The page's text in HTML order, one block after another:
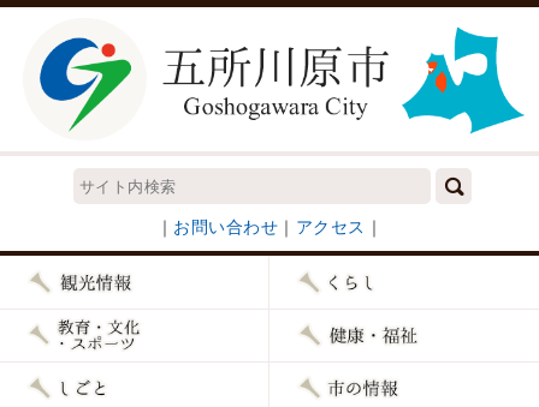
｜ お問い合わせ ｜ アクセス ｜